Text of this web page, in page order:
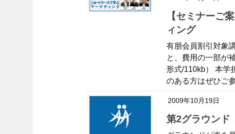
【セミナーご案内】ショートケースで学ぶマーケテ
ィング
有朋会員割引対象
と、費用の一部が
形式/110kb） 本学
のある方はぜひご
2009年10月19日
第2グラウン